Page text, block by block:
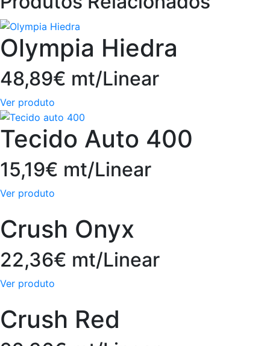
Olympia Hiedra
48,89€ mt/Linear
Ver produto
Tecido Auto 400
15,19€ mt/Linear
Ver produto
Crush Onyx
22,36€ mt/Linear
Ver produto
Crush Red